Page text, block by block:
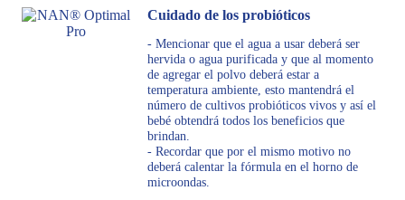
Cuidado de los probióticos
- Mencionar que el agua a usar deberá ser
hervida o agua purificada y que al momento
de agregar el polvo deberá estar a
temperatura ambiente, esto mantendrá el
número de cultivos probióticos vivos y así el
bebé obtendrá todos los beneficios que
brindan.
- Recordar que por el mismo motivo no
deberá calentar la fórmula en el horno de
microondas.